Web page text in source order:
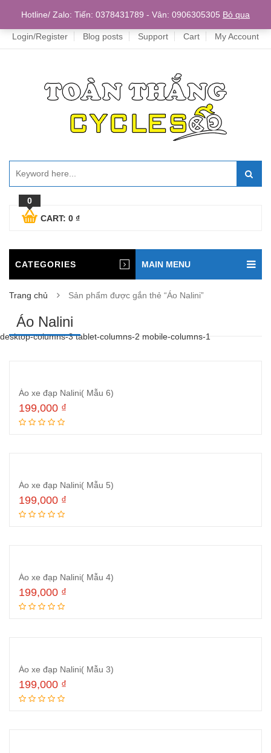
Home
Login/Register Blog posts Support Cart My Account
0
CART: 0 ₫
CATEGORIES MAIN MENU
Trang chủ Sản phẩm được gắn thẻ “Áo Nalini”
Áo Nalini
desktop-columns-3 tablet-columns-2 mobile-columns-1
Áo xe đạp Nalini( Mẫu 6)
199,000 ₫
Áo xe đạp Nalini( Mẫu 5)
199,000 ₫
Áo xe đạp Nalini( Mẫu 4)
199,000 ₫
Áo xe đạp Nalini( Mẫu 3)
199,000 ₫
Hotline/ Zalo: Tiến: 0378431789 - Vân: 0906305305 Bỏ qua